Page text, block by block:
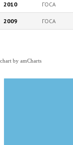
2010 ГОСА
2009 ГОСА
by amCharts